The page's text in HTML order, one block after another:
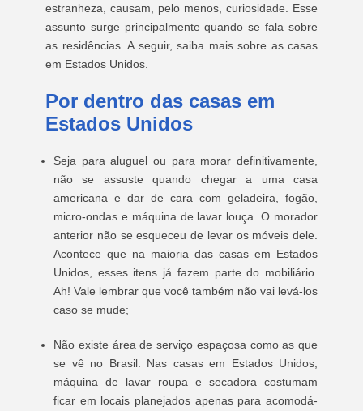
estranheza, causam, pelo menos, curiosidade. Esse
assunto surge principalmente quando se fala sobre
as residências. A seguir, saiba mais sobre as casas
em Estados Unidos.
Por dentro das casas em
Estados Unidos
Seja para aluguel ou para morar definitivamente,
não se assuste quando chegar a uma casa
americana e dar de cara com geladeira, fogão,
micro-ondas e máquina de lavar louça. O morador
anterior não se esqueceu de levar os móveis dele.
Acontece que na maioria das casas em Estados
Unidos, esses itens já fazem parte do mobiliário.
Ah! Vale lembrar que você também não vai levá-los
caso se mude;
Não existe área de serviço espaçosa como as que
se vê no Brasil. Nas casas em Estados Unidos,
máquina de lavar roupa e secadora costumam
ficar em locais planejados apenas para acomodá-